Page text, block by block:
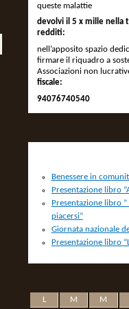
queste malattie
devolvi il 5 x mille nella
redditi:
nell’apposito spazio
firmare il riquadro a
Associazioni non
fiscale:
94076740540
Benessere in
Presentazione libro
Presentazione libro
piacersi”
Giornata nazionale
Presentazione libro
L
M M